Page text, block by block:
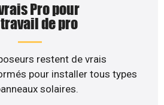
Pro pour
de pro
restent de vrais
pour installer tous types
solaires.